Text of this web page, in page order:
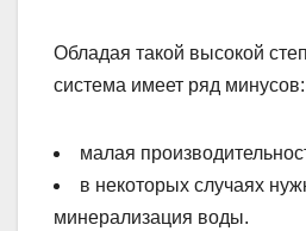
Обладая такой высокой
система имеет ряд минусов:
малая
в некоторых случаях
минерализация воды.